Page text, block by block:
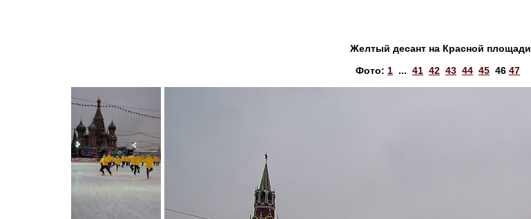
Желтый десант на Красной площади
Фото: 1 ... 41 42 43 44 45 46 47